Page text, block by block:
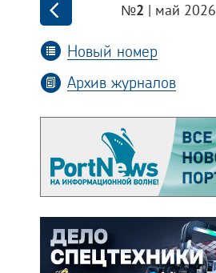
№2 | май 2026
Новый номер
Архив журналов